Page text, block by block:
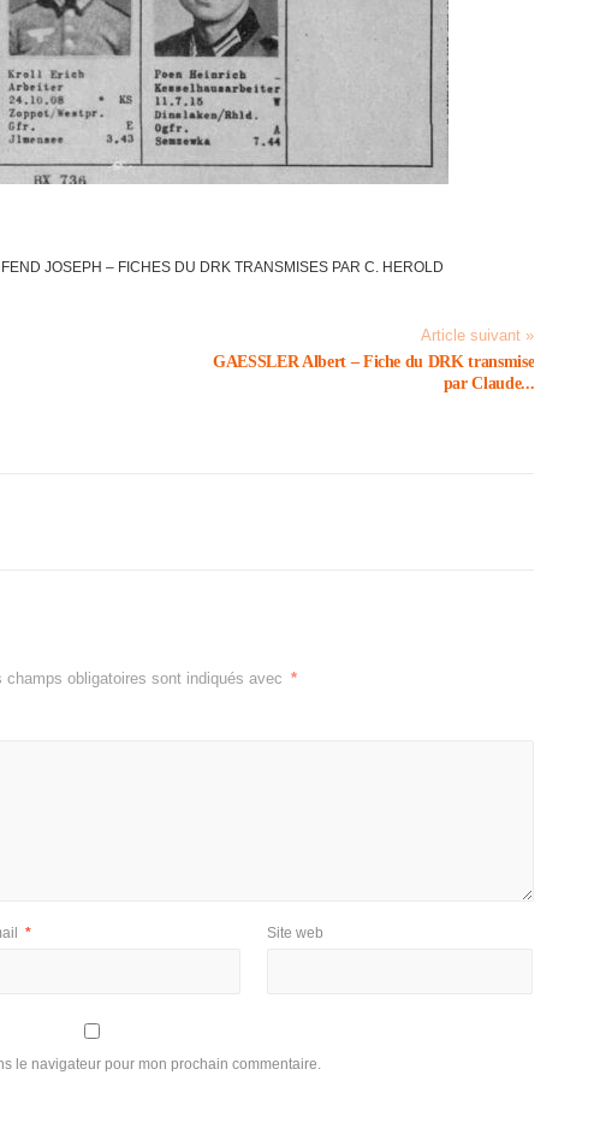
JOSEPH – FICHES DU DRK TRANS­MISES PAR C. HEROLD
Article suivant »
GAESSLER Albert – Fiche du DRK trans­mise
par Claude...
champs obligatoires sont indiqués avec *
* Site web
le navigateur pour mon prochain commentaire.